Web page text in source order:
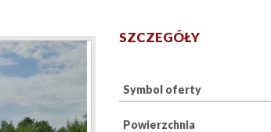
SZCZEGÓŁY
Symbol oferty
Powierzchnia